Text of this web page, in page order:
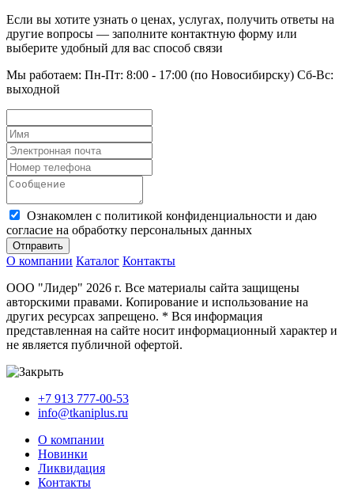
Если вы хотите узнать о ценах, услугах, получить ответы на
другие вопросы — заполните контактную форму или
выберите удобный для вас способ связи
Мы работаем: Пн-Пт: 8:00 - 17:00 (по Новосибирску) Сб-Вс:
выходной
Ознакомлен с политикой конфиденциальности и даю
согласие на обработку персональных данных
Отправить
О компании Каталог Контакты
ООО "Лидер" 2026 г. Все материалы сайта защищены
авторскими правами. Копирование и использование на
других ресурсах запрещено. * Вся информация
представленная на сайте носит информационный характер и
не является публичной офертой.
+7 913 777-00-53
info@tkaniplus.ru
О компании
Новинки
Ликвидация
Контакты